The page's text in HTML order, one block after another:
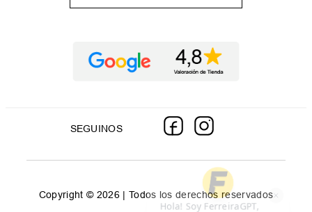
SEGUINOS
Copyright © 2026 | Todos los derechos reservados